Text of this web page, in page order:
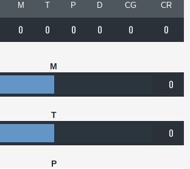
M T P D CG CR
0 0 0 0 0 0
M
0
T
0
P